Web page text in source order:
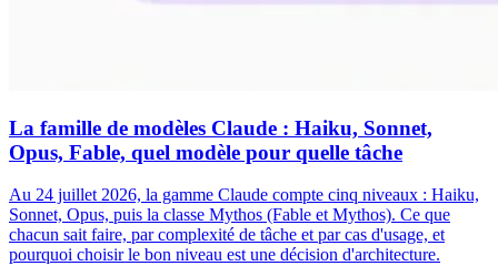
La famille de modèles Claude : Haiku, Sonnet,
Opus, Fable, quel modèle pour quelle tâche
Au 24 juillet 2026, la gamme Claude compte cinq niveaux : Haiku,
Sonnet, Opus, puis la classe Mythos (Fable et Mythos). Ce que
chacun sait faire, par complexité de tâche et par cas d'usage, et
pourquoi choisir le bon niveau est une décision d'architecture.